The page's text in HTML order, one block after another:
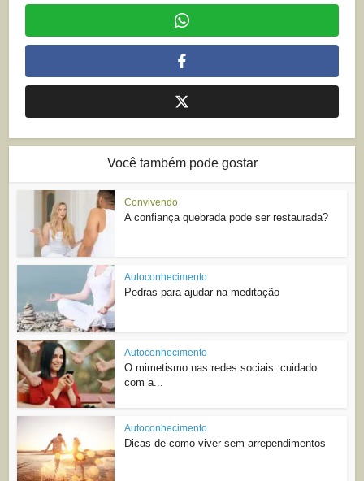
Você também pode gostar
Convivendo
A confiança quebrada pode ser restaurada?
Autoconhecimento
Pedras para ajudar na meditação
Autoconhecimento
O mimetismo nas redes sociais: cuidado
com a...
Autoconhecimento
Dicas de como viver sem arrependimentos